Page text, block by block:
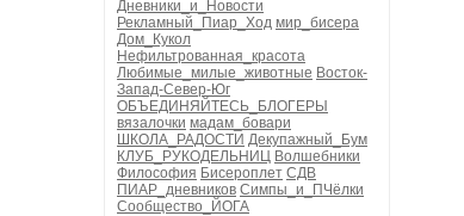
Дневники_и_Новости
Рекламный_Пиар_Ход мир_бисера
Дом_Кукол
Нефильтрованная_красота
Любимые_милые_животные Восток-
Запад-Север-Юг
ОБЪЕДИНЯЙТЕСЬ_БЛОГЕРЫ
вязалочки мадам_бовари
ШКОЛА_РАДОСТИ Декупажный_Бум
КЛУБ_РУКОДЕЛЬНИЦ Волшебники
Философия Бисероплет СДВ
ПИАР_дневников Симпы_и_ПЧёлки
Сообщество_ЙОГА